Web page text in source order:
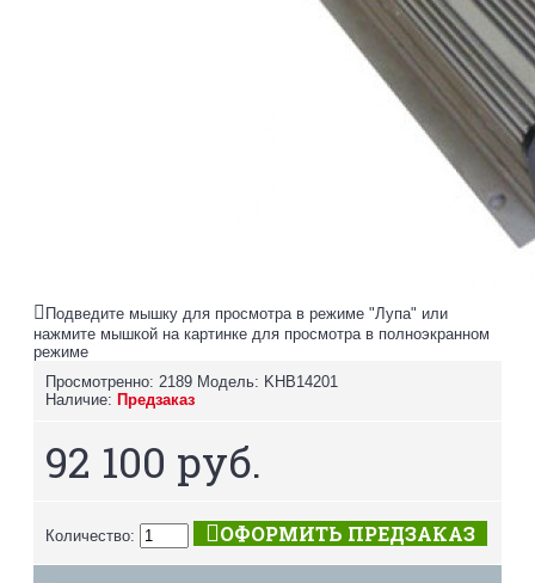
Подведите мышку для просмотра в режиме "Лупа" или
нажмите мышкой на картинке для просмотра в полноэкранном
режиме
Просмотренно: 2189 Модель: KHB14201
Наличие: Предзаказ
92 100 руб.
Количество: ОФОРМИТЬ ПРЕДЗАКАЗ